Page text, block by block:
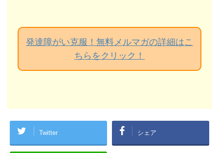
発達障がい克服！無料メルマガの詳細はこ
ちらをクリック！
Twitter シェア